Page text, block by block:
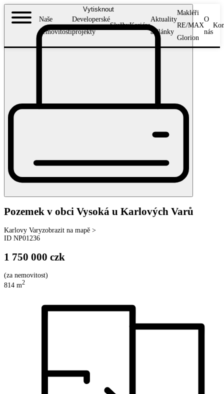
Naše
nemovitosti
Developerské
projekty
SlužbyKariéra
Aktuality
a články
Makléři
RE/MAX
Glorion
O
nás
Vytisknout
Pozemek v obci Vysoká u Karlových Varů
Karlovy Varyzobrazit na mapě >
ID NP01236
1 750 000 czk
(za nemovitost)
814 m2